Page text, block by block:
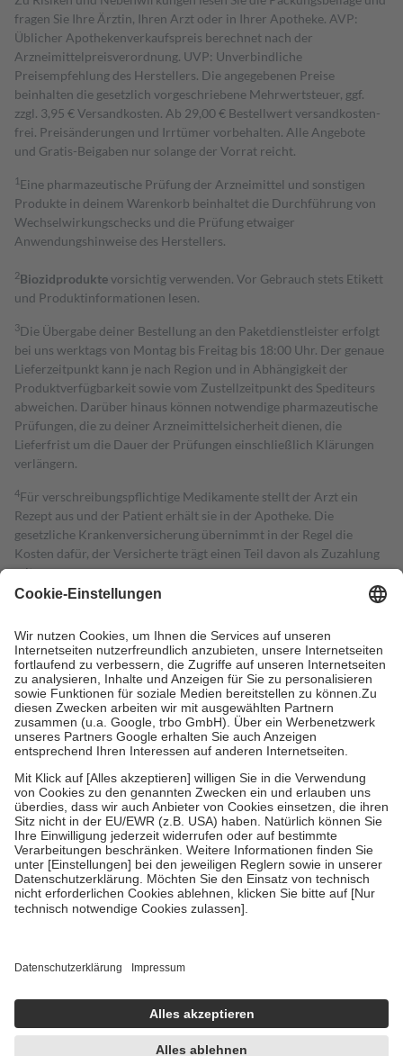
fragen Sie Ihre Ärztin, Ihren Arzt oder in Ihrer Apotheke. AVP:
Üblicher Apothekenverkaufspreis berechnet nach der
Arzneimittelpreisverordnung. UVP: Unverbindliche
Preisempfehlung des Herstellers. Die angegebenen Preise
beinhalten die gesetzlich vorgeschriebene Mehrwertsteuer, ggf.
zzgl. 3,95 € Versandkosten. Ab 29,00 € Bestell­wert versand­kosten­
frei. Preisänderungen und Irrtümer vorbehalten. Alle Angebote
und Gratis-Beigaben nur solange der Vorrat reicht.
1 Eine pharmazeutische Prüfung der Arzneimittel und sonstigen
Produkte in deinem Warenkorb beinhaltet die Durchführung von
Wechselwirkungschecks und die Prüfung etwaiger
Anwendungshinweise des Herstellers.
2Biozidproduktevorsichtig verwenden. Vor Gebrauch stets Etikett
und Produktinformationen lesen.
3Die Übergabe deiner Bestellung an den Paketdienstleister erfolgt
bei uns werktags von Montag bis Freitag bis 18:00 Uhr. Der genaue
Lieferzeitpunkt kann je nach Region und in Abhängigkeit der
Produktverfügbarkeit sowie vom Zustellzeitpunkt des Spediteurs
abweichen. Darüber hinaus können notwendige pharmazeutische
Prüfungen, die zu deiner Arzneimittelsicherheit dienen, die
Lieferfrist um die Dauer der Prüfungen einschließlich Klärungen
verlängern.
4Für verschreibungspflichtige Medikamente stellt der Arzt ein
Rezept aus und der Patient erhält sie in der Apotheke. Die
gesetzliche Krankenversicherung übernimmt in der Regel die
Kosten dafür, der Versicherte trägt einen Teil davon als Zuzahlung
mit.
Grundsätzlich leisten Mitglieder Zuzahlungen in Höhe von zehn
höchstens zehn Euro.
Es sind jedoch nie mehr als die tatsächlichen
Kosten der Leistung zu entrichten.
Diese Regeln gelten grundsätzlich auch für Online-Apotheken.
Bei Heilmitteln und häuslicher Krankenpflege beträgt die
Zuzahlung zehn Prozent der Kosten sowie zehn Euro je
Verordnung.
Um das Engagement der Versicherten für ihre eigene Gesundheit zu
stärken und die besondere Stellung der Familie zu unterstützen,
fallenkeine Zuzahlungenan bei:
• Kindern und Jugendlichen bis zum vollendeten 18. Lebensjahr
mit Ausnahme der Fahrkosten
• Untersuchungen zur Vorsorge und Früherkennung, die von der
GKV getragen werden
• empfohlenen Schutzimpfungen
• Harn- und Blutteststreifen
getroffen, um sicherzustellen, dass es sich um echte Bewertungen
https://help.etrusted.com/hc/de/articles/4419944605341
Einige Bilder und Inhalte wurden unter Zuhilfenahme künstlicher